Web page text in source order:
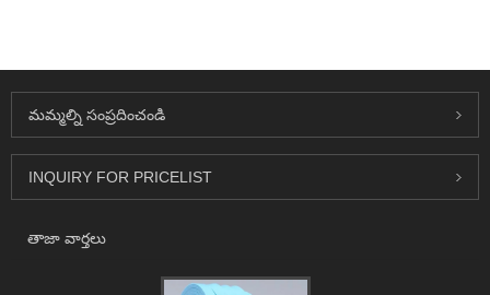
మమ్మల్ని సంప్రదించండి
INQUIRY FOR PRICELIST
తాజా వార్తలు